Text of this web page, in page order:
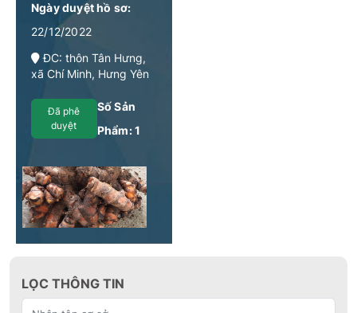
Ngày duyệt hồ sơ:
22/12/2022
ĐC: thôn Tân Hưng,
xã Chí Minh, Hưng Yên
Đã phê
duyệt
Số Sản
Phẩm:1
LỌC THÔNG TIN